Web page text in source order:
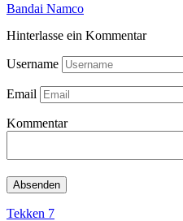
Bandai Namco
Hinterlasse ein Kommentar
Username
Email
Kommentar
Tekken 7